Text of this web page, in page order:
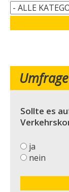
Umfrage
Sollte es
ja
nein